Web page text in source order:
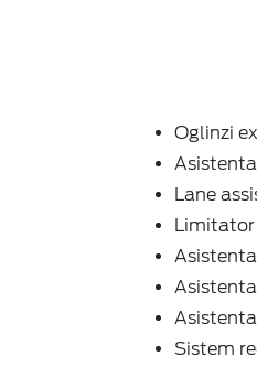
Oglinzi
Lane
Limitator
Sistem